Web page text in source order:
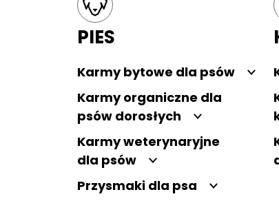
PIES
Karmy bytowe dla psów
Karmy organiczne dla
psów dorosłych
Karmy weterynaryjne
dla psów
Przysmaki dla psa